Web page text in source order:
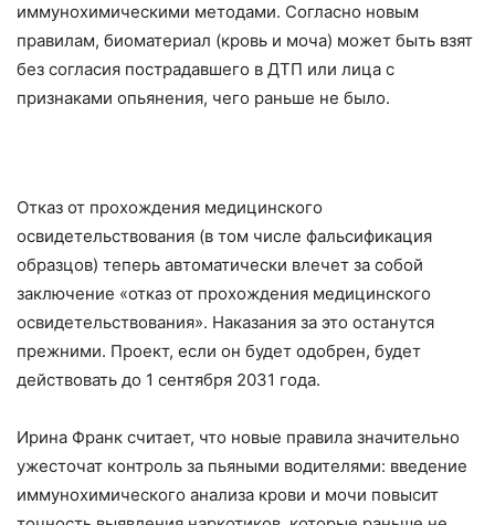
иммунохимическими методами. Согласно новым
правилам, биоматериал (кровь и моча) может быть взят
без согласия пострадавшего в ДТП или лица с
признаками опьянения, чего раньше не было.
Отказ от прохождения медицинского
освидетельствования (в том числе фальсификация
образцов) теперь автоматически влечет за собой
заключение «отказ от прохождения медицинского
освидетельствования». Наказания за это останутся
прежними. Проект, если он будет одобрен, будет
действовать до 1 сентября 2031 года.
Ирина Франк считает, что новые правила значительно
ужесточат контроль за пьяными водителями: введение
иммунохимического анализа крови и мочи повысит